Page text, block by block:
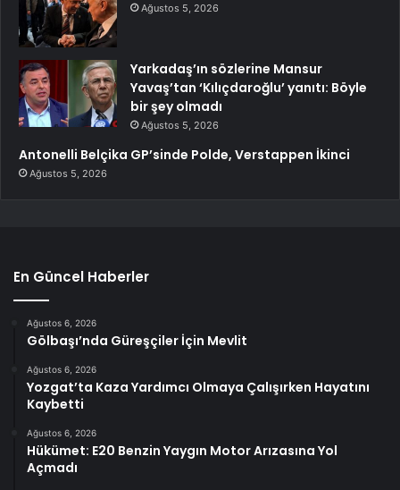
Ağustos 5, 2026
Yarkadaş’ın sözlerine Mansur
Yavaş’tan ‘Kılıçdaroğlu’ yanıtı: Böyle
bir şey olmadı
Ağustos 5, 2026
Antonelli Belçika GP’sinde Polde, Verstappen İkinci
Ağustos 5, 2026
En Güncel Haberler
Ağustos 6, 2026
Gölbaşı’nda Güreşçiler İçin Mevlit
Ağustos 6, 2026
Yozgat’ta Kaza Yardımcı Olmaya Çalışırken Hayatını
Kaybetti
Ağustos 6, 2026
Hükümet: E20 Benzin Yaygın Motor Arızasına Yol
Açmadı